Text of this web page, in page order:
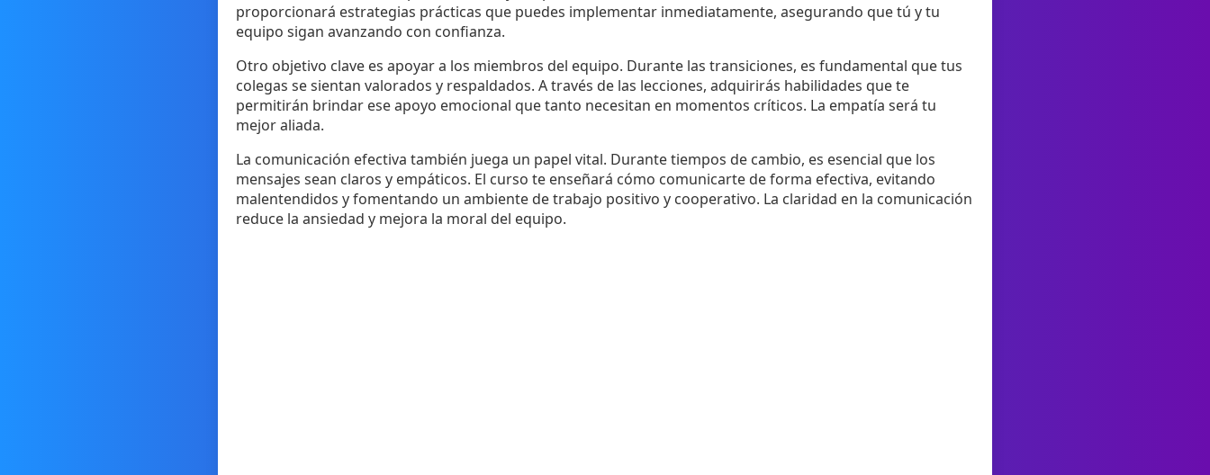
proporcionará estrategias prácticas que puedes implementar inmediatamente, asegurando que tú y tu
equipo sigan avanzando con confianza.
Otro objetivo clave es apoyar a los miembros del equipo. Durante las transiciones, es fundamental que tus
colegas se sientan valorados y respaldados. A través de las lecciones, adquirirás habilidades que te
permitirán brindar ese apoyo emocional que tanto necesitan en momentos críticos. La empatía será tu
mejor aliada.
La comunicación efectiva también juega un papel vital. Durante tiempos de cambio, es esencial que los
mensajes sean claros y empáticos. El curso te enseñará cómo comunicarte de forma efectiva, evitando
malentendidos y fomentando un ambiente de trabajo positivo y cooperativo. La claridad en la comunicación
reduce la ansiedad y mejora la moral del equipo.